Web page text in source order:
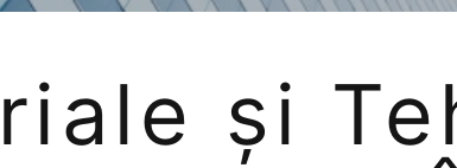
și